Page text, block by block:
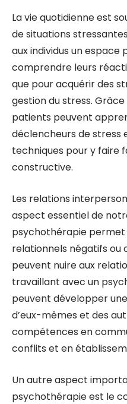
La vie quotidienne est
de situations
aux individus un espace
comprendre leurs
que pour acquérir des
gestion du stress.
patients peuvent
déclencheurs de stress
techniques pour y faire
constructive.
Les relations
aspect essentiel de
psychothérapie permet
relationnels négatifs ou
peuvent nuire aux
travaillant avec un
peuvent développer
d’eux-mêmes et des
compétences en
conflits et en
Un autre aspect
psychothérapie est le